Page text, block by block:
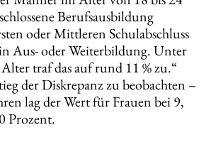
Berufsausbildung
oder Mittleren Schulabschluss
Aus- oder Weiterbildung. Unter
traf das auf rund 11 % zu.“
der Diskrepanz zu beobachten –
lag der Wert für Frauen bei 9,
Prozent.